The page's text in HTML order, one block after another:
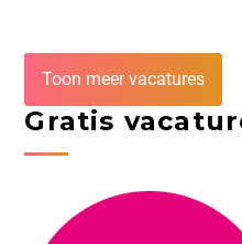
Toon meer vacatures
Gratis